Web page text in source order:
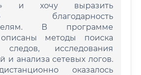
и хочу выразить
благодарность
В программе
методы поиска
исследования
и анализа сетевых логов.
оказалось